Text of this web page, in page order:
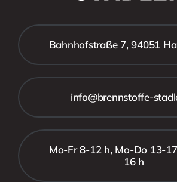
Bahnhofstraße 7, 94051
info@brennstoffe-
Mo-Fr 8-12 h, Mo-Do 13-
16 h